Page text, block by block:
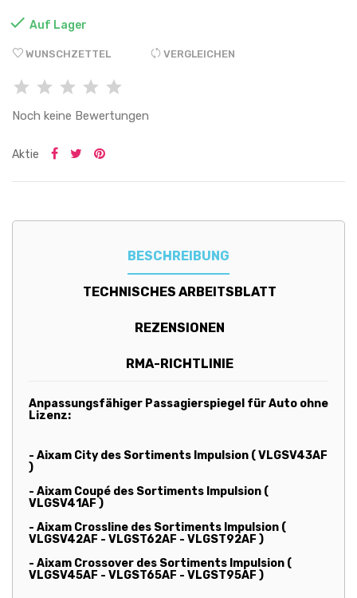
 Auf Lager
WUNSCHZETTEL VERGLEICHEN
Noch keine Bewertungen
Aktie
BESCHREIBUNG
TECHNISCHES ARBEITSBLATT
REZENSIONEN
RMA-RICHTLINIE
Anpassungsfähiger Passagierspiegel für Auto ohne
Lizenz:
- Aixam City des Sortiments Impulsion ( VLGSV43AF
)
- Aixam Coupé des Sortiments Impulsion (
VLGSV41AF )
- Aixam Crossline des Sortiments Impulsion (
VLGSV42AF - VLGST62AF - VLGST92AF )
- Aixam Crossover des Sortiments Impulsion (
VLGSV45AF - VLGST65AF - VLGST95AF )